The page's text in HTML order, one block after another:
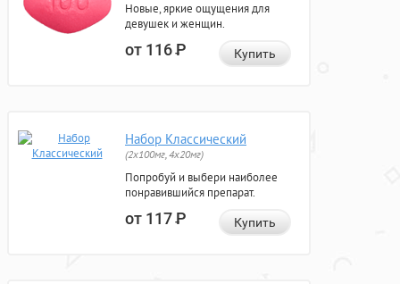
Новые, яркие ощущения для
девушек и женщин.
от 116Р Купить
Набор Классический
(2x100мг, 4x20мг)
Попробуй и выбери наиболее
понравившийся препарат.
от 117Р Купить